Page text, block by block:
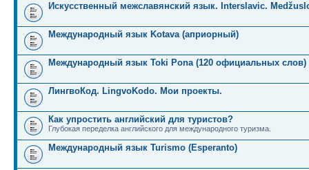
Искусственный межславянский язык. Interslavic.
Международный язык Kotava (априорный)
Международный язык Toki Pona (120 официальных слов)
ЛингвоКод. LingvoKodo. Мои проекты.
Как упростить английский для туристов?
Глубокая переделка английского для международного туризма.
Международный язык Turismo (Esperanto)